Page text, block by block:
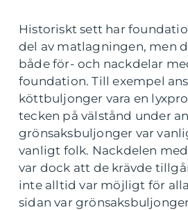
Historiskt sett har
del av matlagningen, men
både för- och nackdelar
foundation. Till exempel
köttbuljonger vara en
tecken på välstånd under
grönsaksbuljonger var
vanligt folk. Nackdelen
var dock att de krävde
inte alltid var möjligt för
sidan var